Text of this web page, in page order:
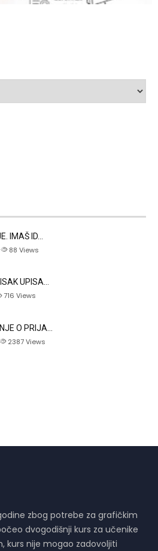
IMAŠ ID…
88 Views
UPISA…
716 Views
O PRIJA…
2387Views
zbog potrebe za grafičkim
dvogodišnji kurs za učenike
kurs nije mogao zadovoljiti